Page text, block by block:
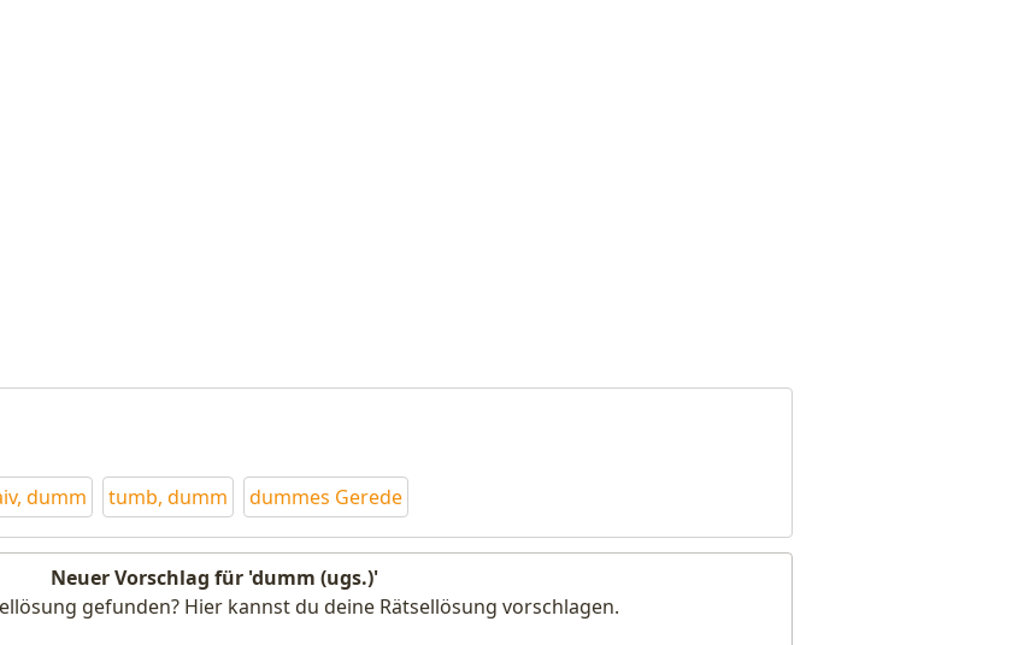
dumm tumb, dumm dummes Gerede
Neuer Vorschlag für 'dumm (ugs.)'
gefunden? Hier kannst du deine Rätsellösung vorschlagen.